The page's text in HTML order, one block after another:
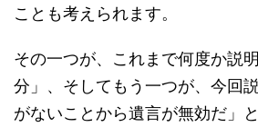
ことも考えられます。
その一つが、これまで何度か説
分」、そしてもう一つが、今回
がないことから遺言が無効だ」